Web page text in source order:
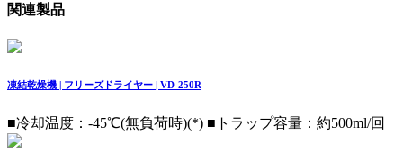
関連製品
凍結乾燥機 | フリーズドライヤー | VD-250R
■冷却温度：-45℃(無負荷時)(*) ■トラップ容量：約500ml/回